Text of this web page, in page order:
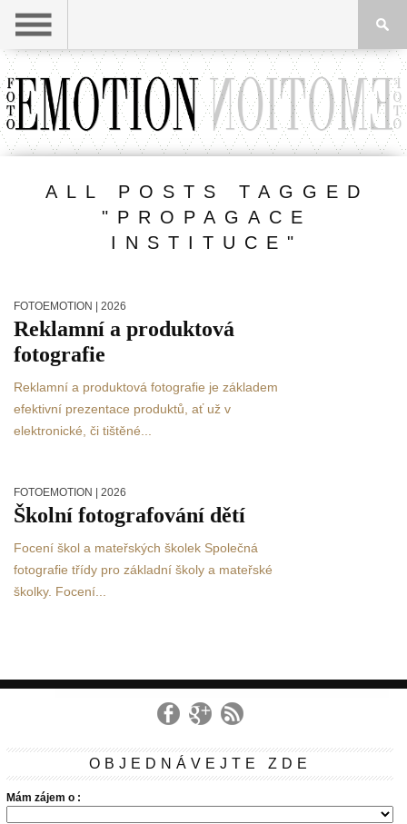
ALL POSTS TAGGED
"PROPAGACE
INSTITUCE"
FOTOEMOTION | 2026
Reklamní a produktová
fotografie
Reklamní a produktová fotografie je základem
efektivní prezentace produktů, ať už v
elektronické, či tištěné...
FOTOEMOTION | 2026
Školní fotografování dětí
Focení škol a mateřských školek Společná
fotografie třídy pro základní školy a mateřské
školky. Focení...
OBJEDNÁVEJTE ZDE
Mám zájem o :